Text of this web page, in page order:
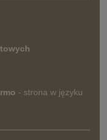
- strona w języku